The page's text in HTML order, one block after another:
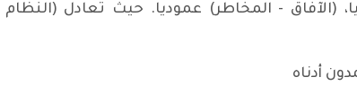
(الآفاق - المخاطر) عموديا. حيث تعادل
أدناه